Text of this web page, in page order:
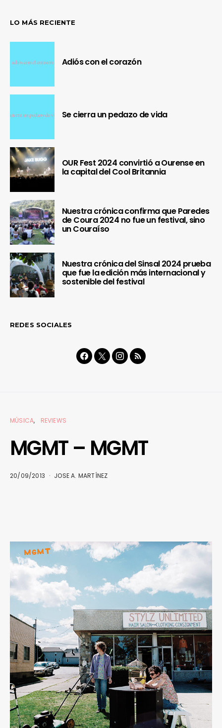
LO MÁS RECIENTE
Adiós con el corazón
Se cierra un pedazo de vida
OUR Fest 2024 convirtió a Ourense en
la capital del Cool Britannia
Nuestra crónica confirma que Paredes
de Coura 2024 no fue un festival, sino
un Couraíso
Nuestra crónica del Sinsal 2024 prueba
que fue la edición más internacional y
sostenible del festival
REDES SOCIALES
MÚSICA REVIEWS
MGMT – MGMT
20/09/2013 JOSE A. MARTÍNEZ